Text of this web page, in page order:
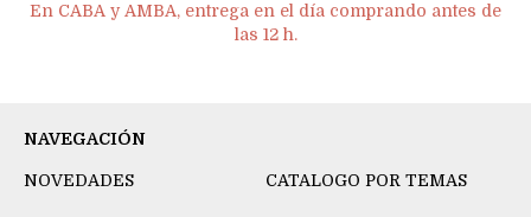
En CABA y AMBA, entrega en el día comprando antes de
las 12 h.
NAVEGACIÓN
NOVEDADES CATALOGO POR TEMAS